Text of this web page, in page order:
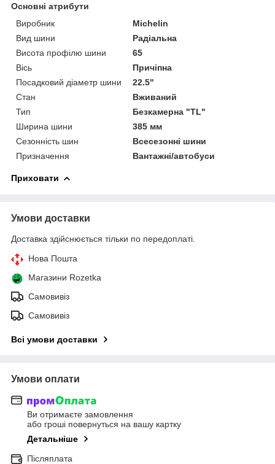
Основні атрибути
Виробник
Michelin
Вид шини
Радіальна
Висота профілю шини
65
Вісь
Причіпна
Посадковий діаметр шини
22.5"
Стан
Вживаний
Тип
Безкамерна "TL"
Ширина шини
385 мм
Сезонність шин
Всесезонні шини
Призначення
Вантажні/автобуси
Приховати
Умови доставки
Доставка здійснюється тільки по передоплаті.
Нова Пошта
Магазини Rozetka
Самовивіз
Самовивіз
Всі умови доставки
Умови оплати
Ви отримаєте замовлення
або гроші повернуться на вашу картку
Детальніше
Післяплата